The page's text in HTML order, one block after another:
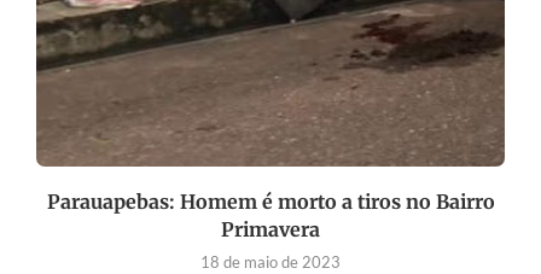
Parauapebas: Homem é morto a tiros no Bairro
Primavera
18 de maio de 2023